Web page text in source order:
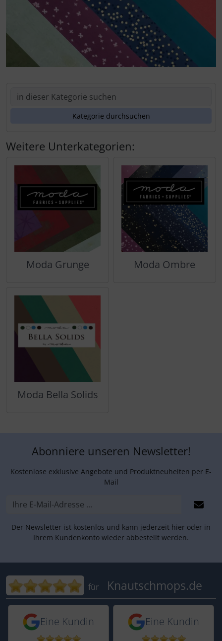
Weitere Unterkategorien:
Moda Grunge Moda Ombre
Moda Bella Solids
Abonniere unseren Newsletter!
Kostenlose exklusive Angebote und Produktneuheiten per E-
Mail
Der Newsletter ist kostenlos und kann jederzeit hier oder in
Ihrem Kundenkonto wieder abbestellt werden.
Bewertungen für Knautschmops.de:
für Knautschmops.de
5 von 5 Sternen von einer Kundin vor
Eine Kundin 5 von 5 Sternen
Eine Kundin